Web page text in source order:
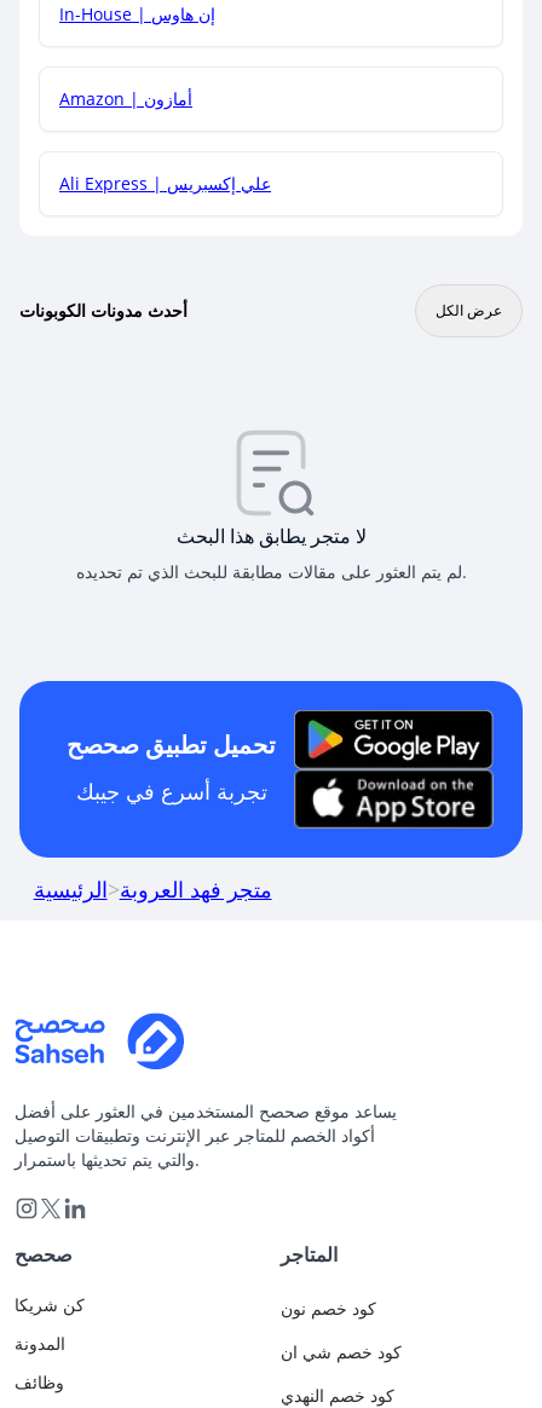
In-House | إن هاوس
Amazon | أمازون
Ali Express | علي إكسبريس
أحدث مدونات الكوبونات عرض الكل
لا متجر يطابق هذا البحث
لم يتم العثور على مقالات مطابقة للبحث الذي تم تحديده.
تحميل تطبيق صحصح
تجربة أسرع في جيبك
الرئيسية>متجر فهد العروبة
يساعد موقع صحصح المستخدمين في العثور على أفضل
أكواد الخصم للمتاجر عبر الإنترنت وتطبيقات التوصيل
والتي يتم تحديثها باستمرار.
صحصح
كن شريكا
المدونة
وظائف
المتاجر
كود خصم نون
كود خصم شي ان
كود خصم النهدي